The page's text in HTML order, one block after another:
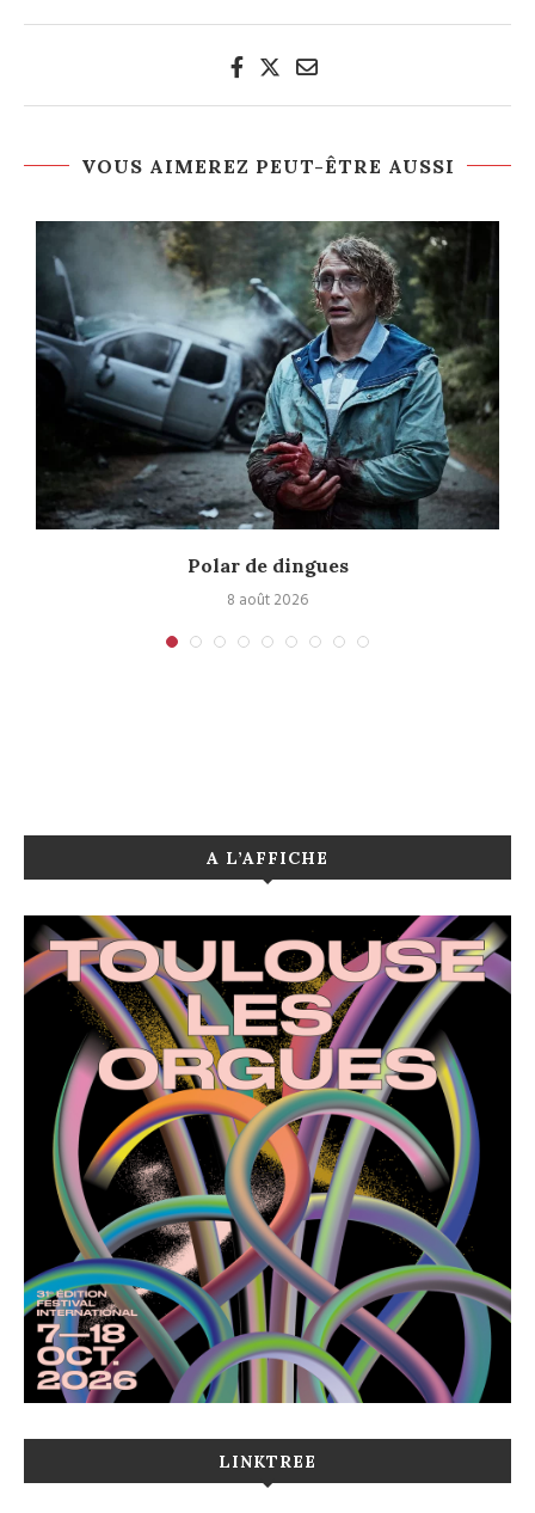
VOUS AIMEREZ PEUT-ÊTRE AUSSI
Polar de dingues
8 août 2026
A L’AFFICHE
LINKTREE